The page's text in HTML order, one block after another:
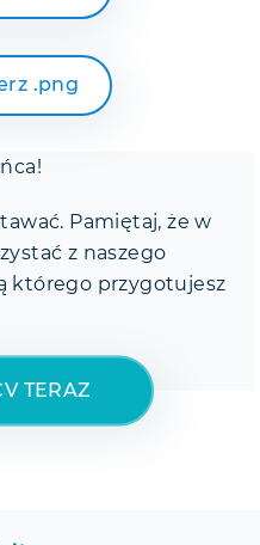
.png
Pamiętaj, że w
z naszego
którego przygotujesz
TERAZ